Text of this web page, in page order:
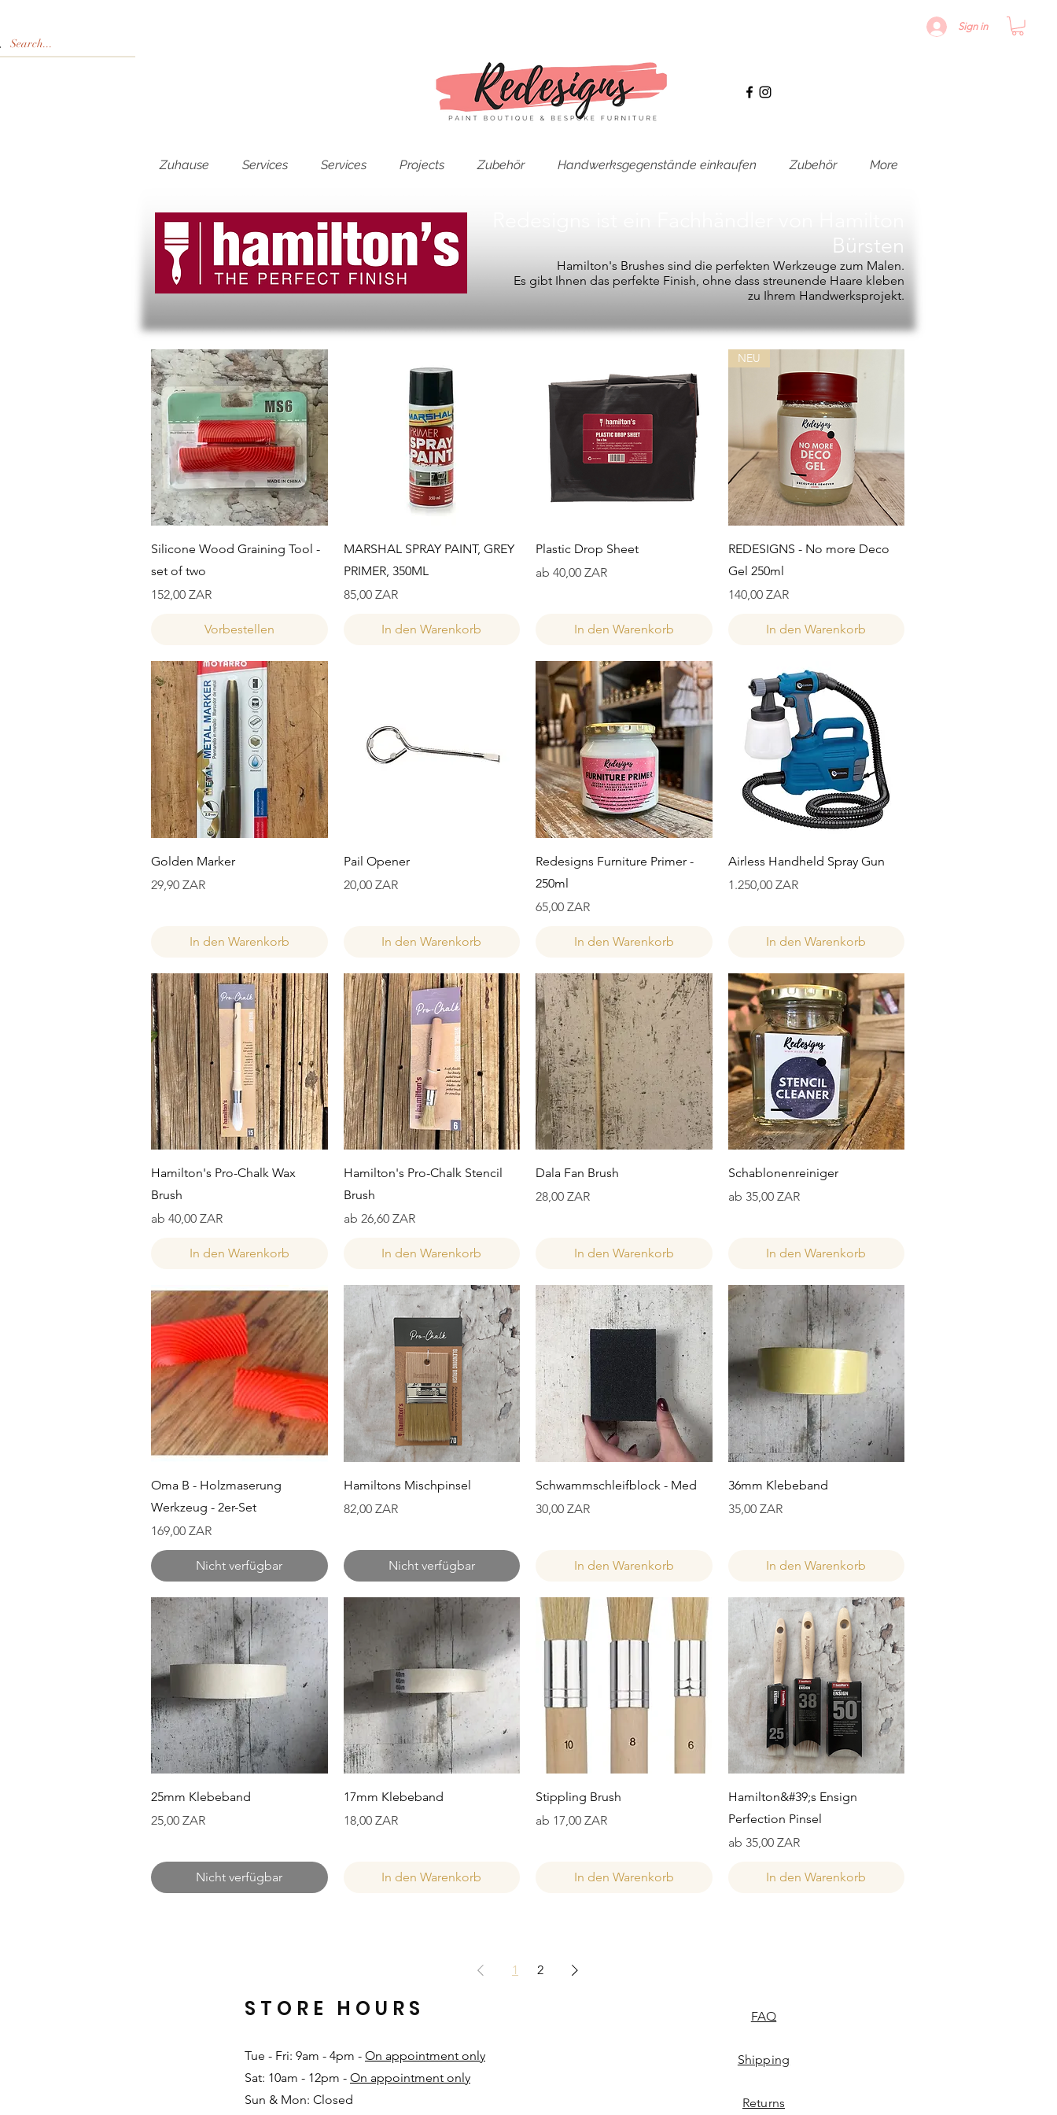
Sign in
Zuhause Services Services Projects Zubehör Handwerksgegenstände einkaufen Zubehör More
Bürsten
Hamilton's Brushes sind die perfekten Werkzeuge zum Malen.
Es gibt Ihnen das perfekte Finish, ohne dass streunende Haare kleben
zu Ihrem Handwerksprojekt.
Schnellansicht
Silicone Wood Graining Tool -
set of two
Preis
152,00 ZAR
Vorbestellen
Schnellansicht
MARSHAL SPRAY PAINT, GREY
PRIMER, 350ML
Preis
85,00 ZAR
In den Warenkorb
Schnellansicht
Plastic Drop Sheet
ab 40,00 ZAR
Sale-Preis
In den Warenkorb
Schnellansicht
NEU
REDESIGNS - No more Deco
Gel 250ml
Preis
140,00 ZAR
In den Warenkorb
Schnellansicht
Golden Marker
Preis
29,90 ZAR
In den Warenkorb
Schnellansicht
Pail Opener
Preis
20,00 ZAR
In den Warenkorb
Schnellansicht
Redesigns Furniture Primer -
250ml
Preis
65,00 ZAR
In den Warenkorb
Schnellansicht
Airless Handheld Spray Gun
Preis
1.250,00 ZAR
In den Warenkorb
Schnellansicht
Hamilton's Pro-Chalk Wax
Brush
ab 40,00 ZAR
Sale-Preis
In den Warenkorb
Schnellansicht
Hamilton's Pro-Chalk Stencil
Brush
ab 26,60 ZAR
Sale-Preis
In den Warenkorb
Schnellansicht
Dala Fan Brush
Preis
28,00 ZAR
In den Warenkorb
Schnellansicht
Schablonenreiniger
ab 35,00 ZAR
Sale-Preis
In den Warenkorb
Schnellansicht
Oma B - Holzmaserung
Werkzeug - 2er-Set
Preis
169,00 ZAR
Nicht verfügbar
Schnellansicht
Hamiltons Mischpinsel
Preis
82,00 ZAR
Nicht verfügbar
Schnellansicht
Schwammschleifblock - Med
Preis
30,00 ZAR
In den Warenkorb
Schnellansicht
36mm Klebeband
Preis
35,00 ZAR
In den Warenkorb
Schnellansicht
25mm Klebeband
Preis
25,00 ZAR
Nicht verfügbar
Schnellansicht
17mm Klebeband
Preis
18,00 ZAR
In den Warenkorb
Schnellansicht
Stippling Brush
ab 17,00 ZAR
Sale-Preis
In den Warenkorb
Schnellansicht
Hamilton&#39;s Ensign
Perfection Pinsel
ab 35,00 ZAR
Sale-Preis
In den Warenkorb
1 2
Tue - Fri: 9am - 4pm - On appointment only
Sat: 10am - 12pm - On appointment only
Sun & Mon: Closed​
STORE HOURS FAQ
Shipping
Returns